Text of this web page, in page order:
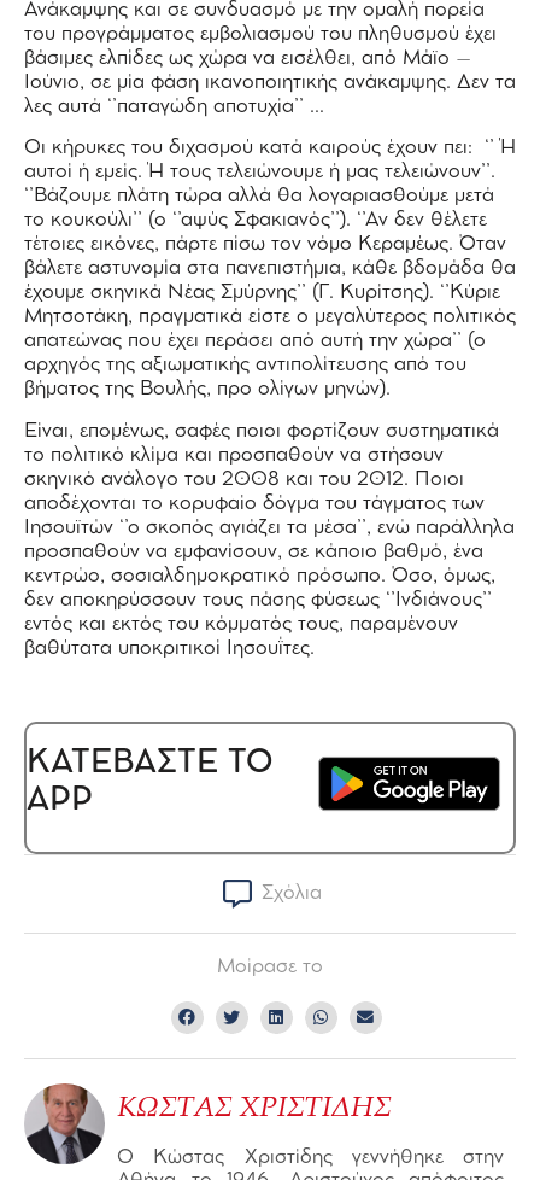
Ανάκαμψης και σε συνδυασμό με την ομαλή πορεία
του προγράμματος εμβολιασμού του πληθυσμού έχει
βάσιμες ελπίδες ως χώρα να εισέλθει, από Μάϊο –
Ιούνιο, σε μία φάση ικανοποιητικής ανάκαμψης. Δεν τα
λες αυτά ‘’παταγώδη αποτυχία’’ …
Οι κήρυκες του διχασμού κατά καιρούς έχουν πει:
‘’ Ή
αυτοί ή εμείς. Ή τους τελειώνουμε ή μας τελειώνουν’’.
‘’Βάζουμε πλάτη τώρα αλλά θα λογαριασθούμε μετά
το κουκούλι’’ (ο ‘’αψύς Σφακιανός’’). ‘’Αν δεν θέλετε
τέτοιες εικόνες, πάρτε πίσω τον νόμο Κεραμέως. Όταν
βάλετε αστυνομία στα πανεπιστήμια, κάθε βδομάδα θα
έχουμε σκηνικά Νέας Σμύρνης’’ (Γ. Κυρίτσης). ‘’Κύριε
Μητσοτάκη, πραγματικά είστε ο μεγαλύτερος πολιτικός
απατεώνας που έχει περάσει από αυτή την χώρα’’ (ο
αρχηγός της αξιωματικής αντιπολίτευσης από του
βήματος της Βουλής, προ ολίγων μηνών).
Είναι, επομένως, σαφές ποιοι φορτίζουν συστηματικά
το πολιτικό κλίμα και προσπαθούν να στήσουν
σκηνικό ανάλογο του 2008 και του 2012. Ποιοι
αποδέχονται το κορυφαίο δόγμα του τάγματος των
Ιησουϊτών ‘’ο σκοπός αγιάζει τα μέσα’’, ενώ παράλληλα
προσπαθούν να εμφανίσουν, σε κάποιο βαθμό, ένα
κεντρώο, σοσιαλδημοκρατικό πρόσωπο. Όσο, όμως,
δεν αποκηρύσσουν τους πάσης φύσεως ‘’Ινδιάνους’’
εντός και εκτός του κόμματός τους, παραμένουν
βαθύτατα υποκριτικοί Ιησουΐτες.
ΚΑΤΕΒΑΣΤΕ ΤΟ
APP
Σχόλια
Μοίρασε το
ΚΩΣΤΑΣ ΧΡΙΣΤΙΔΗΣ
Ο Κώστας Χριστίδης γεννήθηκε στην